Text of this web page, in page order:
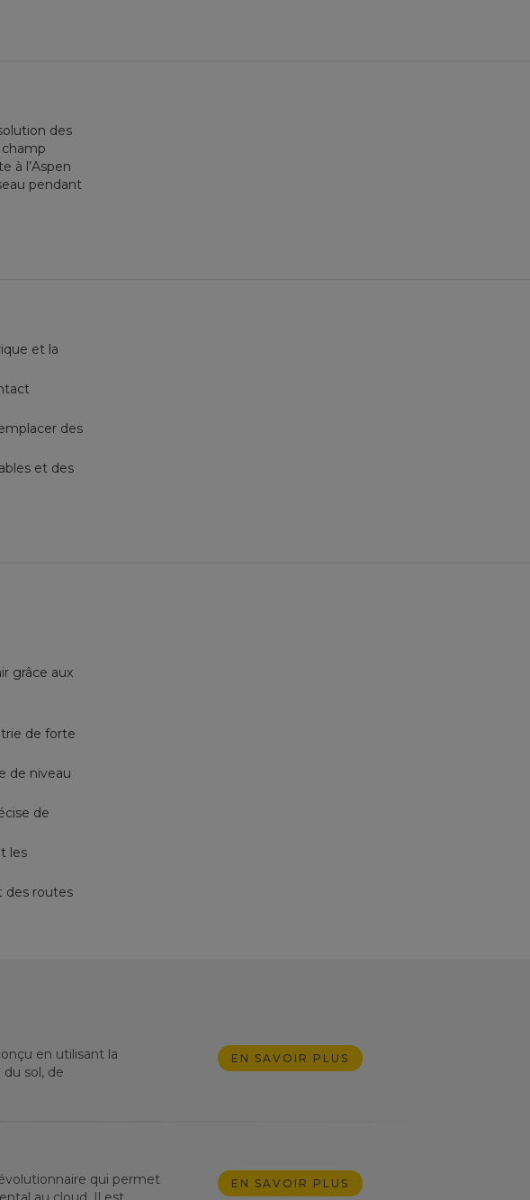
des
à l’Aspen
pendant
et la
des
et des
grâce aux
de forte
de niveau
de
les
des routes
en utilisant la
sol, de
EN SAVOIR PLUS
qui permet
EN SAVOIR PLUS